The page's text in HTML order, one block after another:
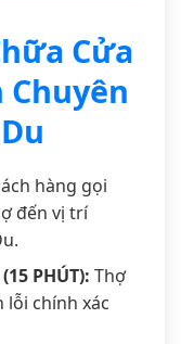
Cửa
Chuyên
hàng gọi
đến vị trí
PHÚT): Thợ
lỗi chính xác